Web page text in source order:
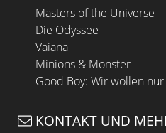
Masters of the Universe
Die Odyssee
Vaiana
Minions & Monster
Good Boy: Wir wollen
KONTAKT UND